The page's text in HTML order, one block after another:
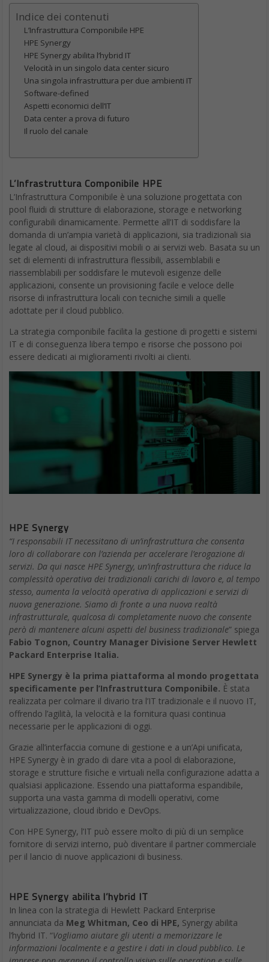
Indice dei contenuti
L’Infrastruttura Componibile HPE
HPE Synergy
HPE Synergy abilita l’hybrid IT
Velocità in un singolo data center sicuro
Una singola infrastruttura per due ambienti IT
Software-defined
Aspetti economici dell’IT
Data center a prova di futuro
Il ruolo del canale
L’Infrastruttura Componibile HPE
L’Infrastruttura Componibile è una soluzione progettata con
pool fluidi di strutture di elaborazione, storage e networking
configurabili dinamicamente. Permette all’IT di soddisfare la
domanda di un’ampia varietà di applicazioni, sia tradizionali sia
legate al cloud, ai dispositivi mobili o ai servizi web. Basata su un
set di elementi di infrastruttura flessibili, assemblabili e
riassemblabili per soddisfare le mutevoli esigenze delle
applicazioni, consente un provisioning facile e veloce delle
risorse di infrastruttura locali con tecniche simili a quelle
adottate per il cloud pubblico.
La strategia componibile facilita la gestione di progetti e sistemi
IT e di conseguenza libera tempo e risorse che possono poi
essere dedicati ai miglioramenti rivolti ai clienti.
HPE Synergy
“I responsabili IT necessitano di un’infrastruttura che consenta
loro di collaborare con l’azienda per accelerare l’erogazione di
servizi. Da qui nasce HPE Synergy, un’infrastruttura che riduce la
complessità operativa dei tradizionali carichi di lavoro e, al tempo
stesso, aumenta la velocità operativa di applicazioni e servizi di
nuova generazione. Siamo di fronte a una nuova realtà
infrastrutturale, qualcosa di completamente nuovo che consente
però di mantenere alcuni aspetti del business tradizionale” spiega
Fabio Tognon, Country Manager Divisione Server Hewlett
Packard Enterprise Italia.
HPE Synergy è la prima piattaforma al mondo progettata
specificamente per l’Infrastruttura Componibile. È stata
realizzata per colmare il divario tra l’IT tradizionale e il nuovo IT,
offrendo l’agilità, la velocità e la fornitura quasi continua
necessarie per le applicazioni di oggi.
Grazie all’interfaccia comune di gestione e a un’Api unificata,
HPE Synergy è in grado di dare vita a pool di elaborazione,
storage e strutture fisiche e virtuali nella configurazione adatta a
qualsiasi applicazione. Essendo una piattaforma espandibile,
supporta una vasta gamma di modelli operativi, come
virtualizzazione, cloud ibrido e DevOps.
Con HPE Synergy, l’IT può essere molto di più di un semplice
fornitore di servizi interno, può diventare il partner commerciale
per il lancio di nuove applicazioni di business.
HPE Synergy abilita l’hybrid IT
In linea con la strategia di Hewlett Packard Enterprise
annunciata da Meg Whitman, Ceo di HPE, Synergy abilita
l’hybrid IT. “Vogliamo aiutare gli utenti a memorizzare le
informazioni localmente e a gestire i dati in cloud pubblico. Le